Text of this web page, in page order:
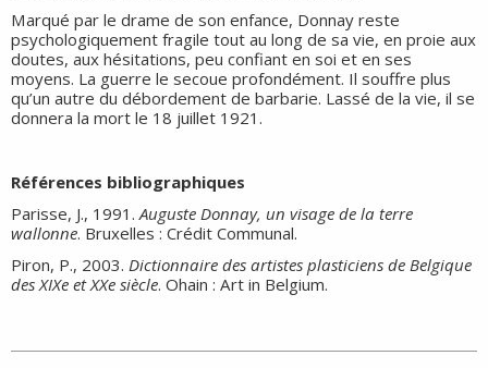
Marqué par le drame de son enfance, Donnay reste
psychologiquement fragile tout au long de sa vie, en proie aux
doutes, aux hésitations, peu confiant en soi et en ses
moyens. La guerre le secoue profondément. Il souffre plus
qu’un autre du débordement de barbarie. Lassé de la vie, il se
donnera la mort le 18 juillet 1921.
Références bibliographiques
Parisse, J., 1991. Auguste Donnay, un visage de la terre
wallonne. Bruxelles : Crédit Communal.
Piron, P., 2003. Dictionnaire des artistes plasticiens de Belgique
des XIXe et XXe siècle. Ohain : Art in Belgium.